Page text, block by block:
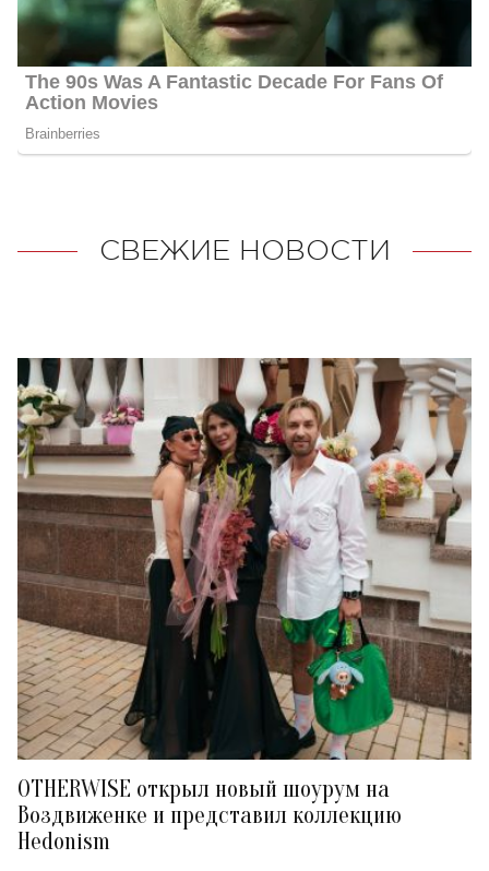
СВЕЖИЕ НОВОСТИ
OTHERWISE открыл новый шоурум на
Воздвиженке и представил коллекцию
Hedonism